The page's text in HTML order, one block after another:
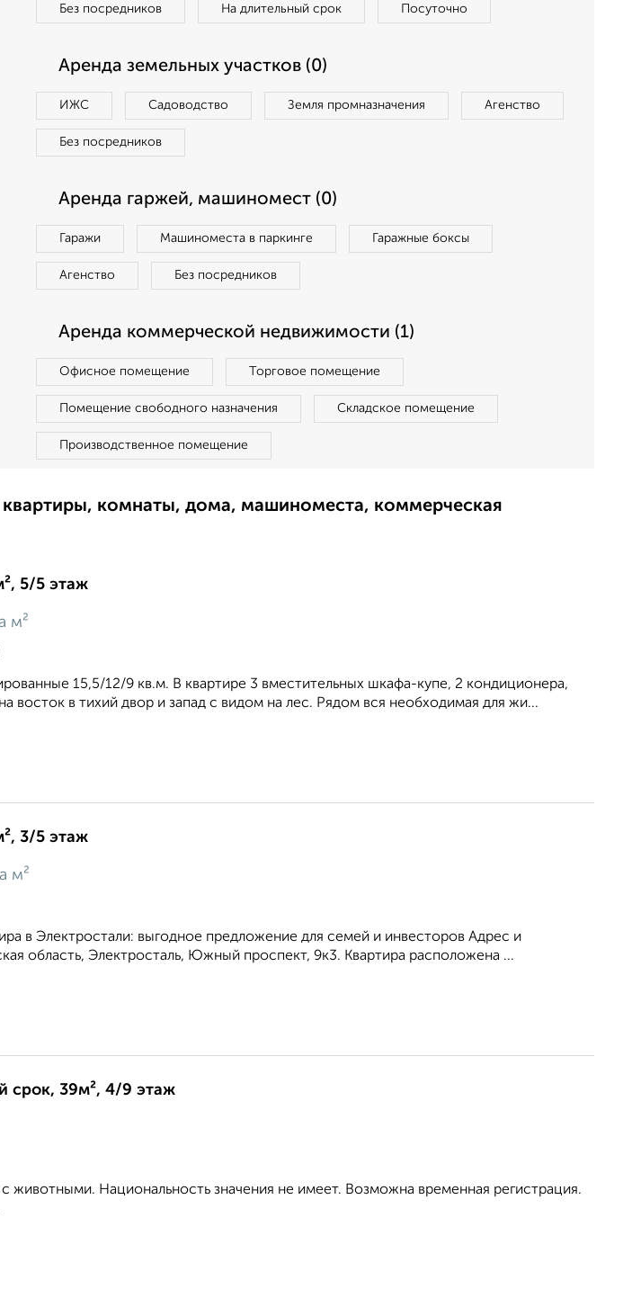
Без посредников На длительный срок Посуточно
Аренда земельных участков (0)
ИЖС Садоводство Земля промназначения Агенство
Без посредников
Аренда гаржей, машиномест (0)
Гаражи Машиноместа в паркинге Гаражные боксы
Агенство Без посредников
Аренда коммерческой недвижимости (1)
Офисное помещение Торговое помещение
Помещение свободного назначения Складское помещение
Производственное помещение
комнаты, дома, машиноместа, коммерческая
5/5 этаж
м²
15,5/12/9 кв.м. В квартире 3 вместительных шкафа-купе, 2 кондиционера,
восток в тихий двор и запад с видом на лес. Рядом вся необходимая для жи...
3/5 этаж
м²
в Электростали: выгодное предложение для семей и инвесторов Адрес и
область, Электросталь, Южный проспект, 9к3. Квартира расположена ...
срок, 39м², 4/9 этаж
животными. Национальность значения не имеет. Возможна временная регистрация.